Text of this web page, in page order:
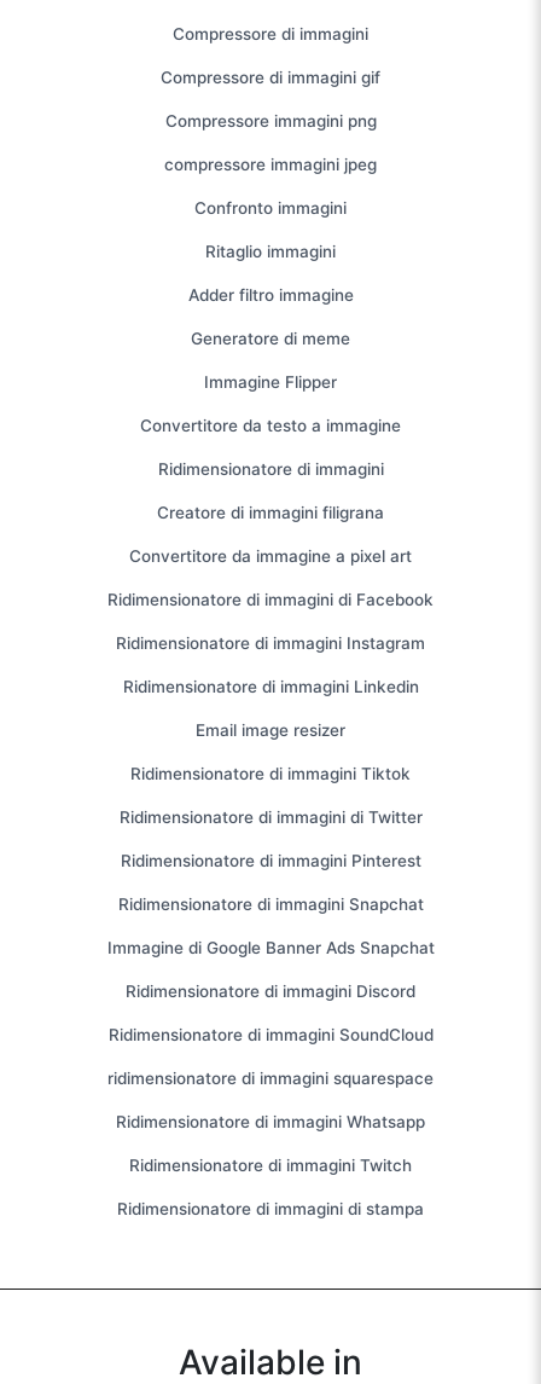
Compressore di immagini
Compressore di immagini gif
Compressore immagini png
compressore immagini jpeg
Confronto immagini
Ritaglio immagini
Adder filtro immagine
Generatore di meme
Immagine Flipper
Convertitore da testo a immagine
Ridimensionatore di immagini
Creatore di immagini filigrana
Convertitore da immagine a pixel art
Ridimensionatore di immagini di Facebook
Ridimensionatore di immagini Instagram
Ridimensionatore di immagini Linkedin
Email image resizer
Ridimensionatore di immagini Tiktok
Ridimensionatore di immagini di Twitter
Ridimensionatore di immagini Pinterest
Ridimensionatore di immagini Snapchat
Immagine di Google Banner Ads Snapchat
Ridimensionatore di immagini Discord
Ridimensionatore di immagini SoundCloud
ridimensionatore di immagini squarespace
Ridimensionatore di immagini Whatsapp
Ridimensionatore di immagini Twitch
Ridimensionatore di immagini di stampa
Available in